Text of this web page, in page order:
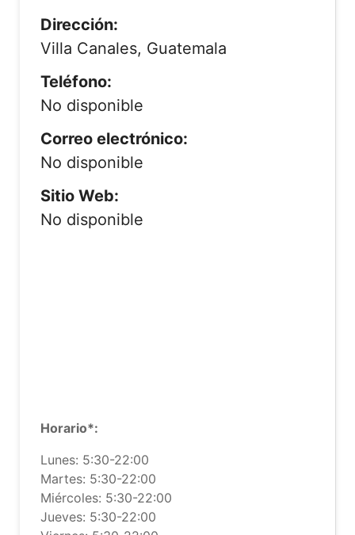
Dirección:
Villa Canales, Guatemala
Teléfono:
No disponible
Correo electrónico:
No disponible
Sitio Web:
No disponible
Horario*:
Lunes: 5:30-22:00
Martes: 5:30-22:00
Miércoles: 5:30-22:00
Jueves: 5:30-22:00